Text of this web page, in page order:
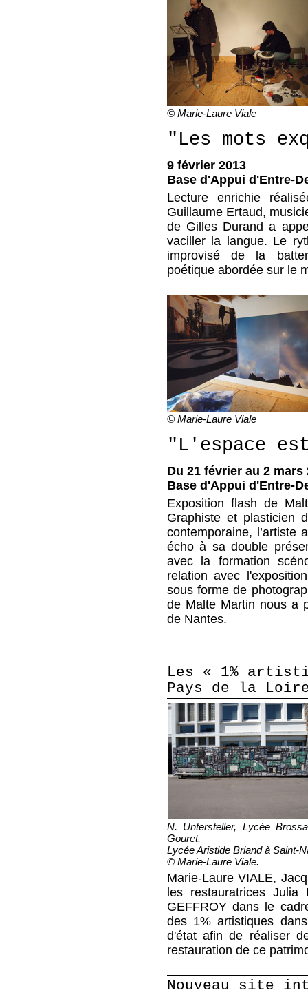
© Marie-Laure Viale
"Les mots
9 février 2013
Base d'Appui d'Entre-
Lecture enrichie
Guillaume Ertaud,
de Gilles Durand a
vaciller la langue. Le
improvisé de la
poétique abordée sur le
© Marie-Laure Viale
"L'espace
Du 21 février au 2 mars
Base d'Appui d'Entre-
Exposition flash de
Graphiste et plasticien
contemporaine, l’artiste
écho à sa double
avec la formation
relation avec
sous forme de
de Malte Martin nous a
de Nantes.
Les « 1%
Pays de la
N. Untersteller, Lycée
Gouret,
Lycée Aristide Briand à Saint-
© Marie-Laure Viale.
Marie-Laure VIALE,
les restauratrices Julia
GEFFROY dans le
des 1% artistiques
d'état afin de réaliser
restauration de ce
Nouveau site